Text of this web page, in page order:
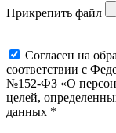
Прикрепить файл
Cогласен на
соответствии с
№152-ФЗ «О
целей,
данных *